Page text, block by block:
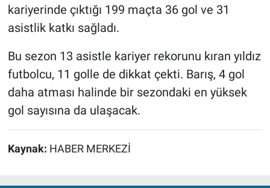
kariyerinde çıktığı 199 maçta 36 gol ve 31
asistlik katkı sağladı.
Bu sezon 13 asistle kariyer rekorunu kıran yıldız
futbolcu, 11 golle de dikkat çekti. Barış, 4 gol
daha atması halinde bir sezondaki en yüksek
gol sayısına da ulaşacak.
Kaynak: HABER MERKEZİ